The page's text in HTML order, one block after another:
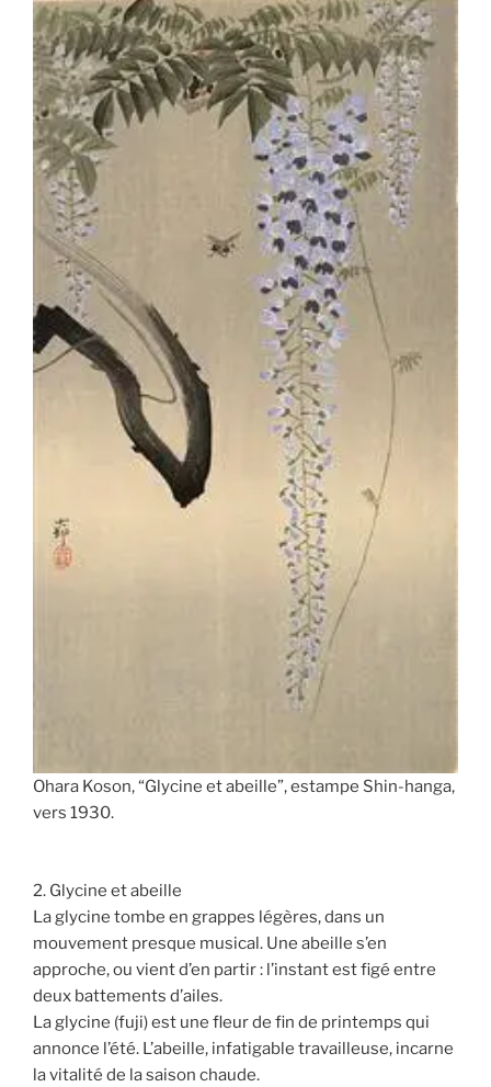
Ohara Koson, “Glycine et abeille”, estampe Shin-hanga,
vers 1930.
2. Glycine et abeille
La glycine tombe en grappes légères, dans un
mouvement presque musical. Une abeille s’en
approche, ou vient d’en partir : l’instant est figé entre
deux battements d’ailes.
La glycine (fuji) est une fleur de fin de printemps qui
annonce l’été. L’abeille, infatigable travailleuse, incarne
la vitalité de la saison chaude.